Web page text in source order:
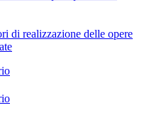
di realizzazione delle opere